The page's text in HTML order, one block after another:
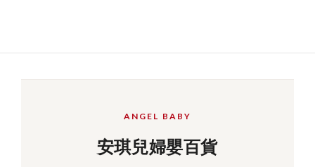
ANGEL BABY
安琪兒婦嬰百貨